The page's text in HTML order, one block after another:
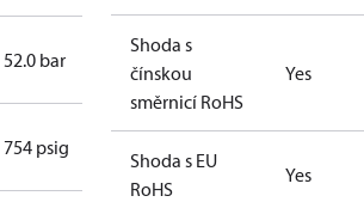
52.0 bar
754 psig
Shoda s
čínskou
směrnicí RoHS
Yes
Shoda s EU
RoHS
Yes